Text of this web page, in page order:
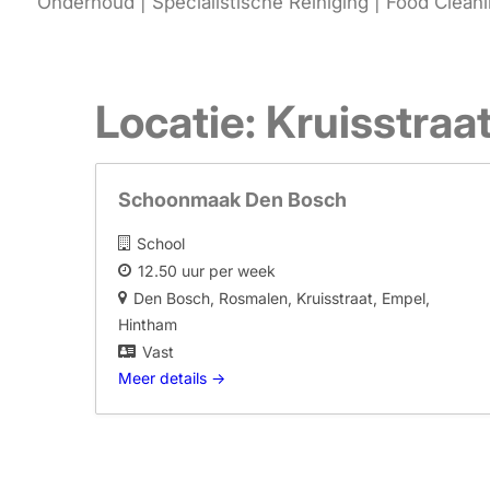
Locatie:
Schoonmaak Den Bosch
School
12.50 uur per week
Den Bosch Rosmalen Kruisstraat Empel
Hintham
Vast
Meer details